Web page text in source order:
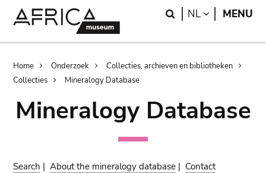
Search
NL LANGUAGE
MENU
Breadcrumb
Home Onderzoek
Collecties, archieven en bibliotheken
Collecties
Mineralogy Database
Mineralogy Database
Search |About the mineralogy database | Contact